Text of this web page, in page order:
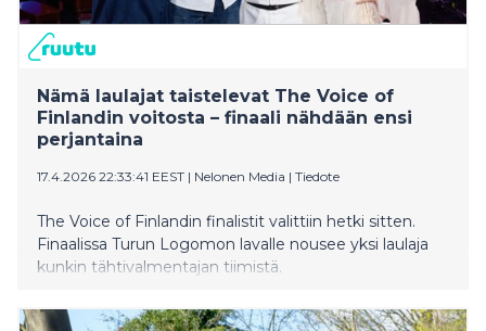
Nämä laulajat taistelevat The Voice of
Finlandin voitosta – finaali nähdään ensi
perjantaina
17.4.2026 22:33:41 EEST | Nelonen Media | Tiedote
The Voice of Finlandin finalistit valittiin hetki sitten.
Finaalissa Turun Logomon lavalle nousee yksi laulaja
kunkin tähtivalmentajan tiimistä.